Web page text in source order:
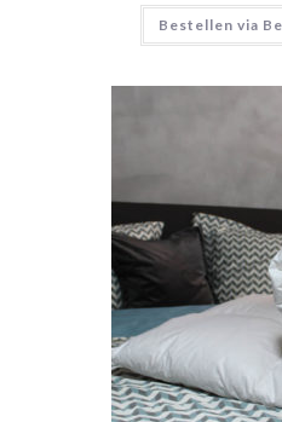
Bestellen via